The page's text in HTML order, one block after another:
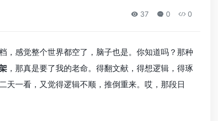
37 0 0
，感觉整个世界都空了，脑子也是。你知道吗？那种
，那真是要了我的老命。得翻文献，得想逻辑，得琢
天一看，又觉得逻辑不顺，推倒重来。哎，那段日